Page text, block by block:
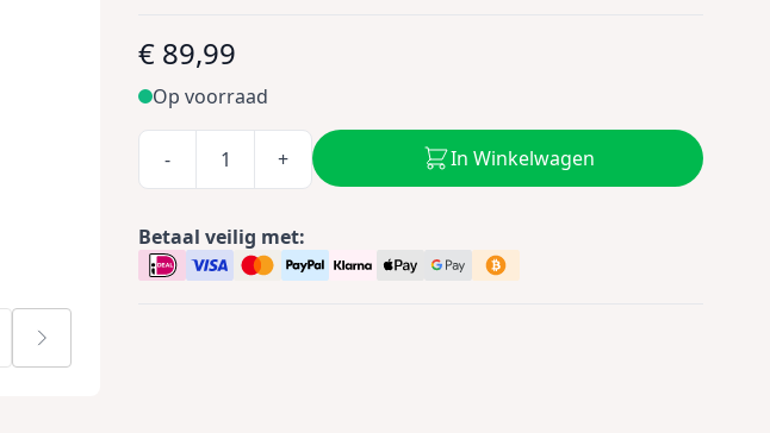
€ 89,99
Op voorraad
- + In Winkelwagen
Betaal veilig met: